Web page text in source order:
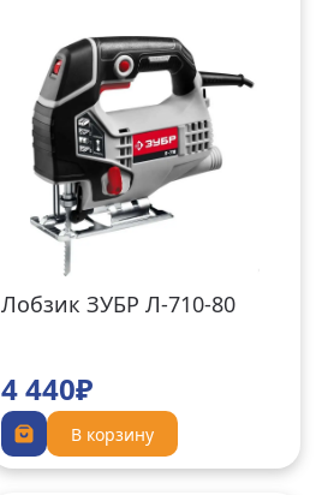
Лобзик ЗУБР Л-710-80
4 440₽
В корзину